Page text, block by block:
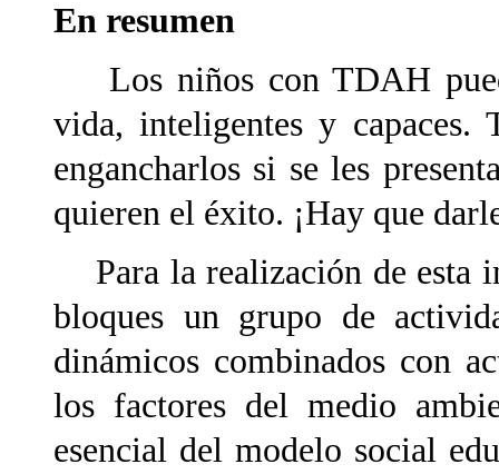
En resumen
Los niños con TDAH
vida, inteligentes y capaces.
engancharlos si se les
quieren el éxito. ¡Hay que
Para la realización de esta
bloques un grupo de
dinámicos combinados con
los factores del medio
esencial del modelo social